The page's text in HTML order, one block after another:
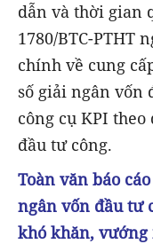
dẫn và thời gian
1780/BTC-PTHT
chính về cung
số giải ngân vốn
công cụ KPI
đầu tư công.
Toàn văn báo
ngân vốn đầu tư
khó khăn,